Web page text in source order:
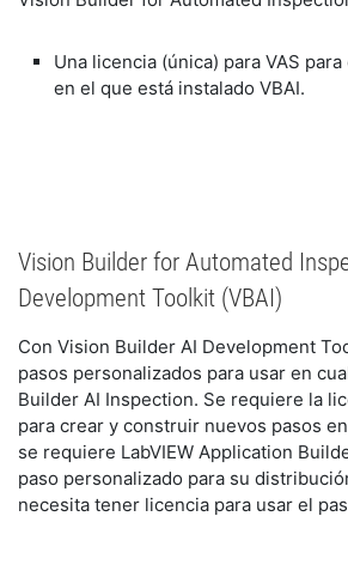
Una licencia (única) para VAS
en el que está instalado VBAI.
Vision Builder for Automated
Development Toolkit (VBAI)
Con Vision Builder AI Development
pasos personalizados para usar en
Builder AI Inspection. Se requiere la
para crear y construir nuevos pasos en
se requiere LabVIEW Application
paso personalizado para su
necesita tener licencia para usar el